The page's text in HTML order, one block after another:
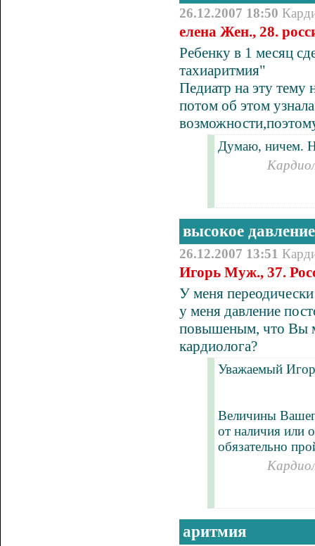
26.12.2007 18:50
елена Жен., 28.
Ребенку в 1 месяц
тахиаритмия"
Педиатр на эту тему
потом об этом
Думаю, ничем.
высокое давление
26.12.2007 13:51
Игорь Муж., 37.
У меня
у меня давление
повышеным, что Вы
кардиолога?
Уважаемый
Величины
от наличия или
обязательно
аритмия